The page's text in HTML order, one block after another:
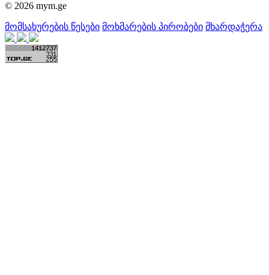
© 2026 mym.ge
მომსახურების წესები მოხმარების პირობები მხარდაჭერა